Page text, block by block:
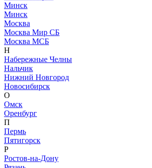
Минск
Минск
Москва
Москва Мир СБ
Москва МСБ
Н
Набережные Челны
Нальчик
Нижний Новгород
Новосибирск
О
Омск
Оренбург
П
Пермь
Пятигорск
Р
Ростов-на-Дону